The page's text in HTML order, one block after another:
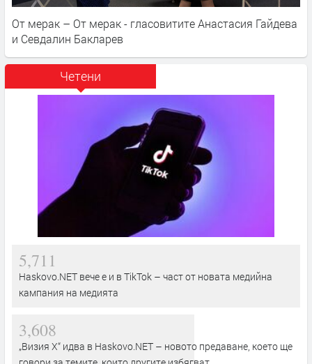
От мерак – От мерак - гласовитите Анастасия Гайдева
и Севдалин Бакларев
Четени
5,711
Haskovo.NET вече е и в TikTok – част от новата медийна
кампания на медията
3,608
„Визия Х“ идва в Haskovo.NET – новото предаване, което ще